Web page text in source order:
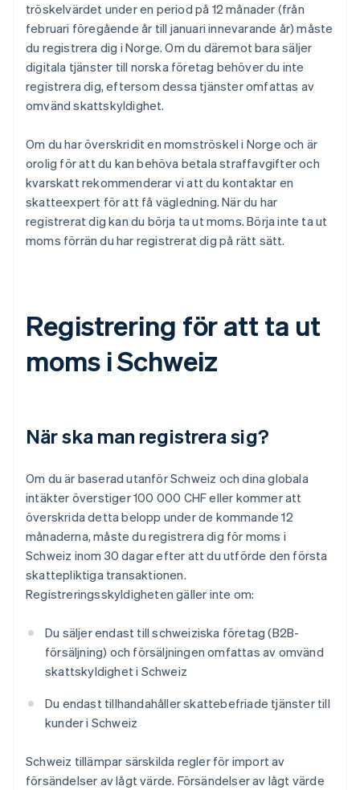
tröskelvärdet under en period på 12 månader (från
februari föregående år till januari innevarande år) måste
du registrera dig i Norge. Om du däremot bara säljer
digitala tjänster till norska företag behöver du inte
registrera dig, eftersom dessa tjänster omfattas av
omvänd skattskyldighet.
Om du har överskridit en momströskel i Norge och är
orolig för att du kan behöva betala straffavgifter och
kvarskatt rekommenderar vi att du kontaktar en
skatteexpert för att få vägledning. När du har
registrerat dig kan du börja ta ut moms. Börja inte ta ut
moms förrän du har registrerat dig på rätt sätt.
Registrering för att ta ut
moms i Schweiz
När ska man registrera sig?
Om du är baserad utanför Schweiz och dina globala
intäkter överstiger 100 000 CHF eller kommer att
överskrida detta belopp under de kommande 12
månaderna, måste du registrera dig för moms i
Schweiz inom 30 dagar efter att du utförde den första
skattepliktiga transaktionen.
Registreringsskyldigheten gäller inte om:
Du säljer endast till schweiziska företag (B2B-
försäljning) och försäljningen omfattas av omvänd
skattskyldighet i Schweiz
Du endast tillhandahåller skattebefriade tjänster till
kunder i Schweiz
Schweiz tillämpar särskilda regler för import av
försändelser av lågt värde. Försändelser av lågt värde